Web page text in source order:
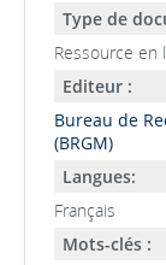
Type de
Ressource en
Editeur :
Bureau de
(BRGM)
Langues:
Français
Mots-clés :